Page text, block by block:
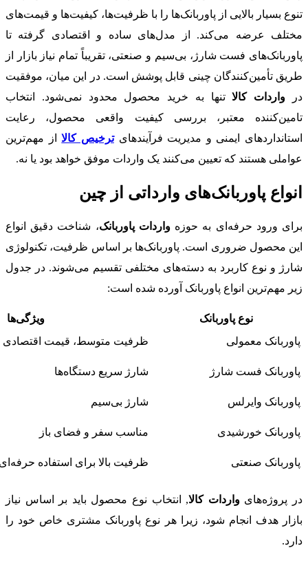
تنوع بسیار بالایی از پاوربانک‌ها را با ظرفیت‌ها، کیفیت‌ها و قیمت‌های
مختلف عرضه می‌کند. از مدل‌های ساده و اقتصادی گرفته تا
پاوربانک‌های فست شارژ، بی‌سیم و صنعتی، تقریباً تمام نیاز بازار از
طریق تأمین‌کنندگان چینی قابل پوشش است. در این میان، موفقیت
در واردات کالاتنها به خرید محصول محدود نمی‌شود. انتخاب
تامین‌کننده معتبر، بررسی کیفیت واقعی محصول، رعایت
استانداردهای ایمنی و مدیریت فرآیندهایترخیص کالااز مهم‌ترین
عواملی هستند که تعیین می‌کنند یک واردات موفق خواهد بود یا نه.
انواع پاوربانک‌های وارداتی از چین
برای ورود حرفه‌ای به حوزهواردات پاوربانک، شناخت دقیق انواع
این محصول ضروری است. پاوربانک‌ها بر اساس ظرفیت، تکنولوژی
شارژ و نوع کاربرد به دسته‌های مختلفی تقسیم می‌شوند. در جدول
زیر مهم‌ترین انواع پاوربانک آورده شده است:
نوع پاوربانک
ویژگی‌ها
پاوربانک معمولی
ظرفیت متوسط، قیمت اقتصادی
پاوربانک فست شارژ شارژ سریع دستگاه‌ها
پاوربانک وایرلس شارژ بی‌سیم
پاوربانک خورشیدی مناسب سفر و فضای باز
پاوربانک صنعتی ظرفیت بالا برای استفاده
در پروژه‌هایواردات کالا, انتخاب نوع محصول باید بر اساس نیاز
بازار هدف انجام شود، زیرا هر نوع پاوربانک مشتری خاص خود را
دارد.